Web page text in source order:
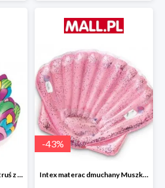
Bestway Nadmuchiwany Struś z uchwytami -47%
-43%
Intex materac dmuchany Muszka -42%